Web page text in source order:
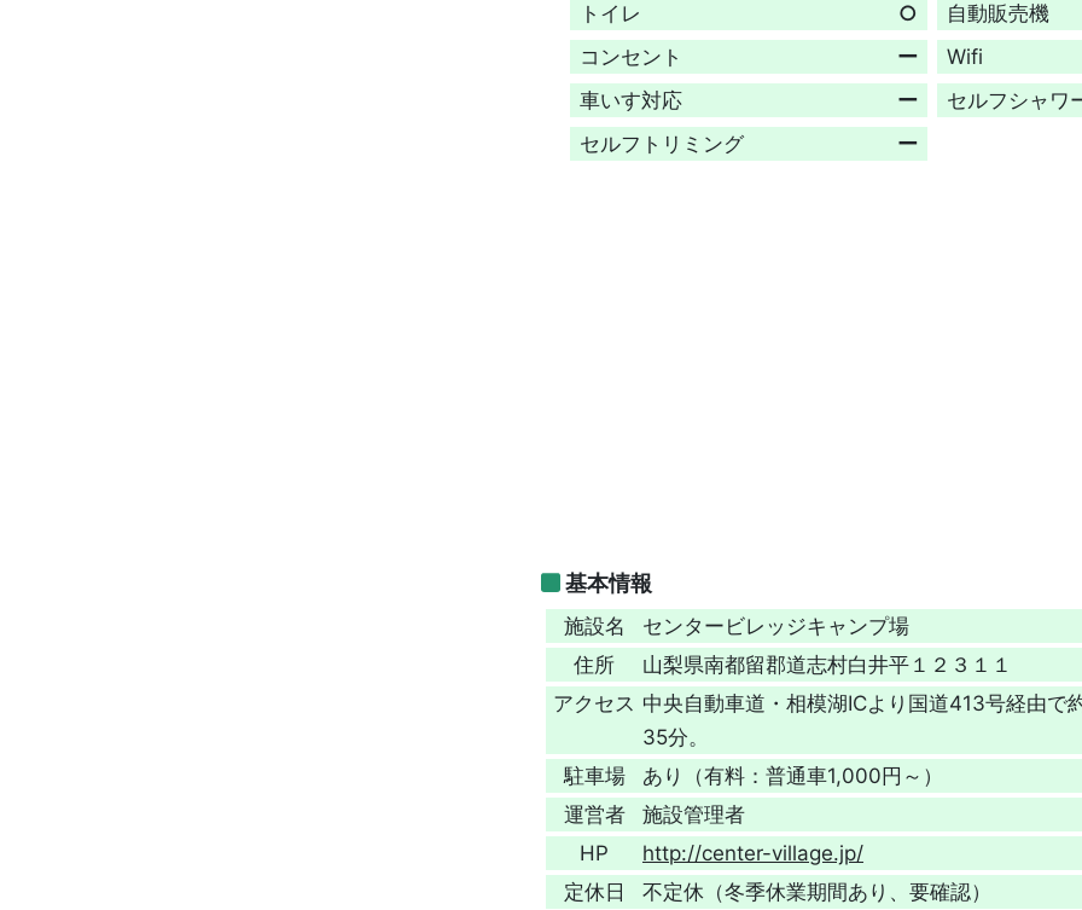
トイレ
○ 自動販売機
コンセント
ー Wifi
車いす対応
ー セルフシャワ
セルフトリミング
ー
基本情報
施設名
センタービレッジキャンプ場
住所
山梨県南都留郡道志村白井平１２３１１
アクセス 中央自動車道・相模湖ICより国道413号経由で
35分。
駐車場
あり（有料：普通車1,000円～）
運営者
施設管理者
HP
http://center-village.jp/
定休日
不定休（冬季休業期間あり、要確認）